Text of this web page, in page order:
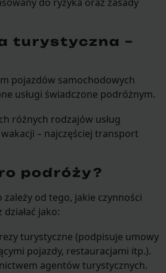
turystyczna –
pojazdów samochodowych
usługi świadczone podróżnym.
różnych rodzajów usług
– najczęściej transport
podróży?
od tego, jakie czynności
jako:
turystyczne (podpisuje umowy
pojazdy, restauracjami itp.).
agentów turystycznych.